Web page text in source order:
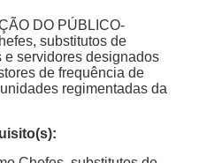
DO PÚBLICO-
substitutos de
e servidores designados
de frequência de
regimentadas da